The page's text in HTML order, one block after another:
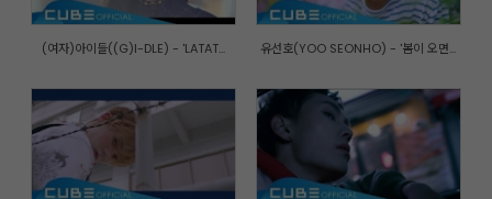
(여자)아이들((G)I-DLE) - 'LATAT... 유선호(YOO SEONHO) - '봄이 오면...